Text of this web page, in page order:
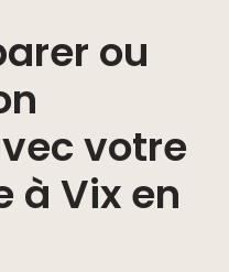
ou
votre
à Vix en